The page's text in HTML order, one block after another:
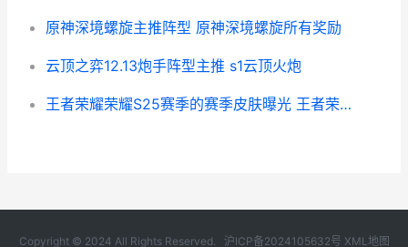
原神深境螺旋主推阵型 原神深境螺旋所有奖励
云顶之弈12.13炮手阵型主推 s1云顶火炮
王者荣耀荣耀S25赛季的赛季皮肤曝光 王者荣耀荣耀之章
Copyright © 2024 All Rights Reserved. 沪ICP备2024105632号 XML地图